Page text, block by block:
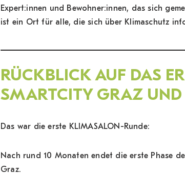
Expert:innen und Bewohner:innen, das sich
ist ein Ort für alle, die sich über Klimaschutz
RÜCKBLICK AUF DAS
SMARTCITY GRAZ
Das war die erste KLIMASALON-Runde:
Nach rund 10 Monaten endet die erste Phase
Graz.